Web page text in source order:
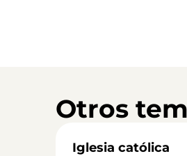
Otros
Iglesia católica